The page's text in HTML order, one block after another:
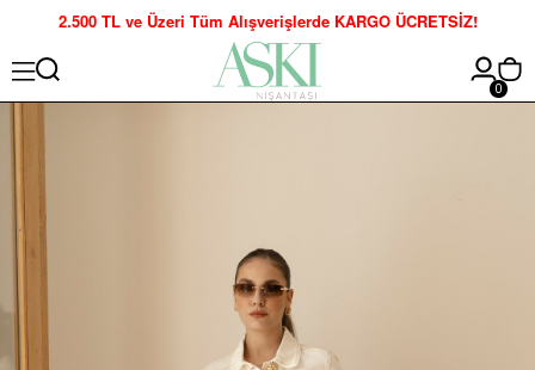
2.500 TL ve Üzeri Tüm Alışverişlerde KARGO ÜCRETSİZ!
0